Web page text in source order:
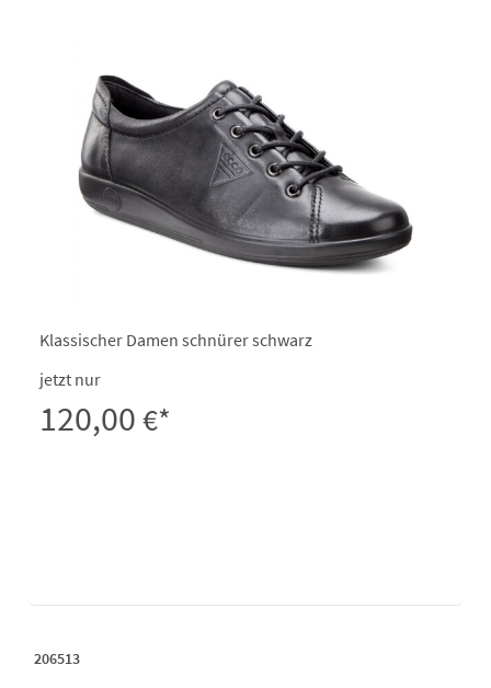
Klassischer Damen schnürer schwarz
jetzt nur
120,00€*
206513